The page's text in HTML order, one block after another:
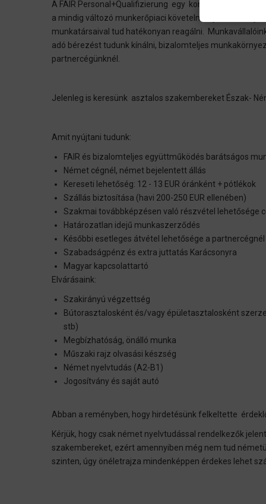
A FAIR Personal+Qualifizierung egy kompetens AZAV
a mindig változó munkerőpiaci követelményekre a
munkatársaival tud hatékonyan reagálni.
adó bérezést tudunk kínálni, bizalomteljes
partnercégünknél.
Jelenleg is keresünk asztalos szakembereket Észak-
Amit nyújtani tudunk:
FAIR és bizalomteljes együttműködés barátságos
Német cégnél, német bejelentett állás
Kereseti lehetőség: 12 - 13 EUR óránként + pótlékok
Szállás biztosítása (havi 200-250 EUR ellenében)
Szakmai továbbképzésen való részvétel lehetősége
Határozatlan idejű munkaszerződés
Későbbi esetleges átvétel lehetősége a partnercégnél
Szabadságpénz és extra juttatás Karácsonyra
Magyar kapcsolattartó
Elvárásaink:
Szakirányú végzettség
Bútorasztalosként és/vagy épületasztalosként
stb)
Megbízhatóság, önálló munka
Műszaki rajz olvasási készség
Német nyelvtudás (A2-B1)
Jogosítvány és saját autó
Abban a reményben, hogy hirdetésünk felkeltette
Kérjük, hogy csak német nyelvtudással rendelkezők
szakembereket, ezért amennyiben még nem tud
szinten, úgy önéletrajza mindenképpen érdekes lehet